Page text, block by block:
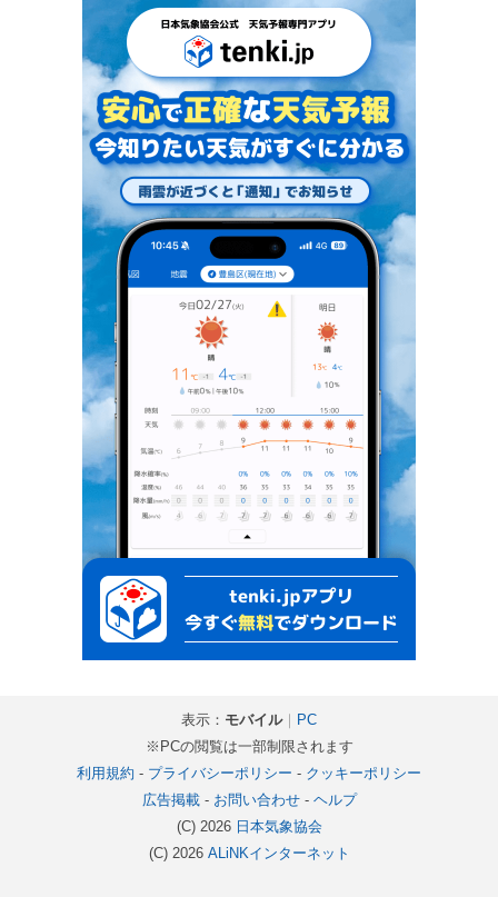
表示： モバイル｜ PC
※PCの閲覧は一部制限されます
利用規約 - プライバシーポリシー - クッキーポリシー
広告掲載- お問い合わせ- ヘルプ
(C) 2026 日本気象協会
(C) 2026 ALiNKインターネット